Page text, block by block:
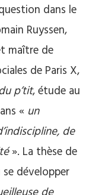
dans le
Ruyssen,
maître de
de Paris X,
p’tit, étude au
« un
de
». La thèse de
se développer